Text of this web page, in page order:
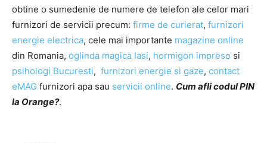
obtine o sumedenie de numere de telefon ale celor mari
furnizori de servicii precum: firme de curierat, furnizori
energie electrica, cele mai importante magazine online
din Romania, oglinda magica Iasi, hormigon impreso si
psihologi Bucuresti, furnizori energie si gaze, contact
eMAG furnizori apa sau servicii online. Cum afli codul PIN
la Orange?.